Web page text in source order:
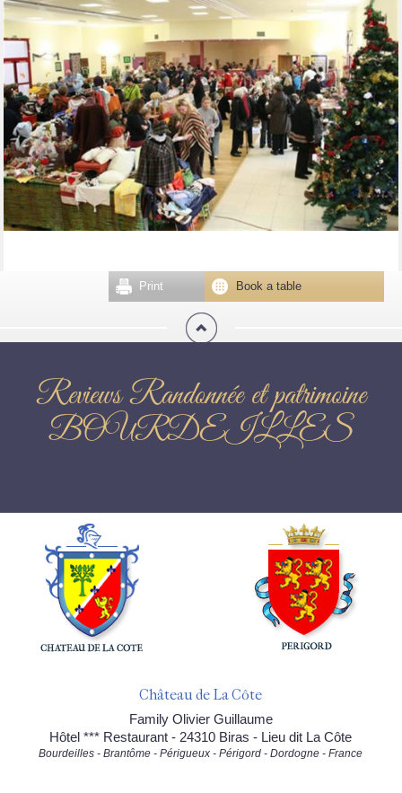
Book a table
Print
Reviews Randonnée et patrimoine
BOURDEILLES
Château de La Côte
Family Olivier Guillaume
Hôtel *** Restaurant - 24310 Biras - Lieu dit La Côte
Bourdeilles - Brantôme - Périgueux - Périgord - Dordogne - France